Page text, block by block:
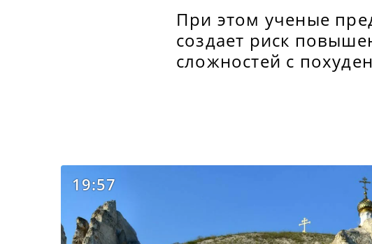
При этом ученые
создает риск
сложностей с
19:57